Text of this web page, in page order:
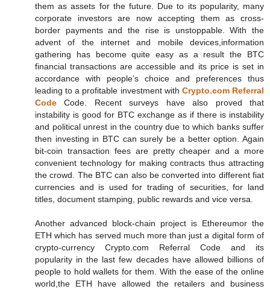
them as assets for the future. Due to its popularity, many
corporate investors are now accepting them as cross-
border payments and the rise is unstoppable. With the
advent of the internet and mobile devices,information
gathering has become quite easy as a result the BTC
financial transactions are accessible and its price is set in
accordance with people’s choice and preferences thus
leading to a profitable investment with Crypto.com Referral
Code Code. Recent surveys have also proved that
instability is good for BTC exchange as if there is instability
and political unrest in the country due to which banks suffer
then investing in BTC can surely be a better option. Again
bit-coin transaction fees are pretty cheaper and a more
convenient technology for making contracts thus attracting
the crowd. The BTC can also be converted into different fiat
currencies and is used for trading of securities, for land
titles, document stamping, public rewards and vice versa.
Another advanced block-chain project is Ethereumor the
ETH which has served much more than just a digital form of
crypto-currency Crypto.com Referral Code and its
popularity in the last few decades have allowed billions of
people to hold wallets for them. With the ease of the online
world,the ETH have allowed the retailers and business